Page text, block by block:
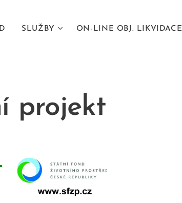
SLUŽBY ON-LINE OBJ. LIKVIDACE
projekt